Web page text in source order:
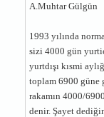
A.Muhtar Gülgün
1993 yılında
sizi 4000 gün
yurtdışı kısmi
toplam 6900 güne
rakamın 4000/
denir. Şayet